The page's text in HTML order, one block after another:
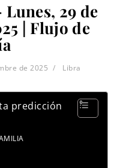
29 de
| Flujo de
de 2025 Libra
predicción